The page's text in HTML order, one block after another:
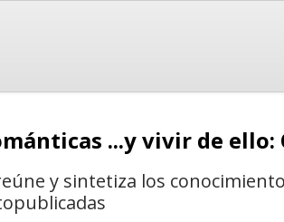
...y vivir de ello:
y sintetiza los